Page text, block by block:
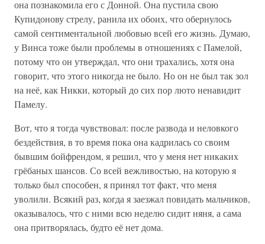
она познакомила его с Донной. Она пустила свою
Купидонову стрелу, ранила их обоих, что обернулось
самой сентиментальной любовью всей его жизнь. Думаю,
у Винса тоже были проблемы в отношениях с Памелой,
потому что он утверждал, что они трахались, хотя она
говорит, что этого никогда не было. Но он не был так зол
на неё, как Никки, который до сих пор люто ненавидит
Памелу.
Вот, что я тогда чувствовал: после развода и неловкого
бездействия, в то время пока она кадрилась со своим
бывшим бойфрендом, я решил, что у меня нет никаких
грёбаных шансов. Со всей вежливостью, на которую я
только был способен, я принял тот факт, что меня
уволили. Всякий раз, когда я заезжал повидать мальчиков,
оказывалось, что с ними всю неделю сидит няня, а сама
она притворялась, будто её нет дома.